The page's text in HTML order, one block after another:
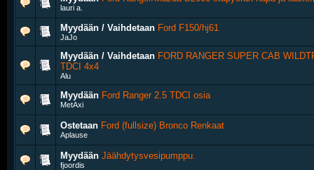
lauri a.
Myydään / Vaihdetaan Ford F150/hj61
JaJo
Myydään / Vaihdetaan FORD RANGER SUPER CAB
TDCI 4x4
Alu
Myydään Ford Ranger 2.5 TDCI osia
MetAxi
Ostetaan Ford (fullsize) Bronco Renkaat
Aplause
Myydään Jäähdytysvesipumppu.
fjoordis